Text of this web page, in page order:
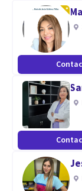
Algunas
en el presente
Aptitudes
Trabajo desde
emociones,
paciente,